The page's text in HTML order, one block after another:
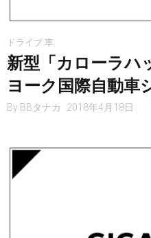
ドライブ 車
新型「カローラハ
ヨーク国際自動車
By BBタナカ 2018年4月18日